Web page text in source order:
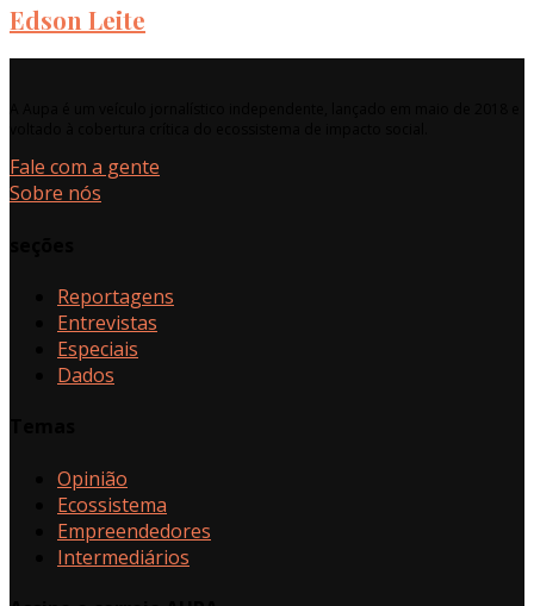
Edson Leite
Fale com a gente
Sobre nós
Reportagens
Entrevistas
Especiais
Dados
Opinião
Ecossistema
Empreendedores
Intermediários